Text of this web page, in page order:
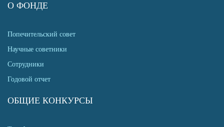
О ФОНДЕ
Попечительский совет
Научные советники
Сотрудники
Годовой отчет
ОБЩИЕ КОНКУРСЫ